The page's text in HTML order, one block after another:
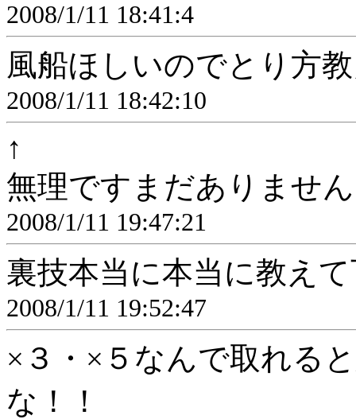
2008/1/11 18:41:4
風船ほしいのでとり方
2008/1/11 18:42:10
↑
無理ですまだありません
2008/1/11 19:47:21
裏技本当に本当に教え
2008/1/11 19:52:47
×３・×５なんで取れる
な！！